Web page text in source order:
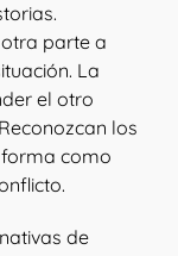
parte a
La
el otro
los
como
de